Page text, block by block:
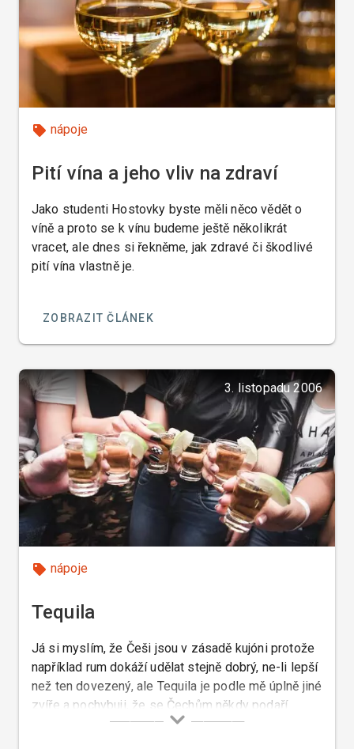
nápoje
Pití vína a jeho vliv na zdraví
Jako studenti Hostovky byste měli něco vědět o
víně a proto se k vínu budeme ještě několikrát
vracet, ale dnes si řekněme, jak zdravé či škodlivé
pití vína vlastně je.
ZOBRAZIT ČLÁNEK
3. listopadu 2006
nápoje
Tequila
Já si myslím, že Češi jsou v zásadě kujóni protože
například rum dokáží udělat stejně dobrý, ne-li lepší
než ten dovezený, ale Tequila je podle mě úplně jiné
zvíře a pochybuji, že se Čechům někdy podaří
tequilu udělat takovou jakou ji dělají v Mexiku a mně